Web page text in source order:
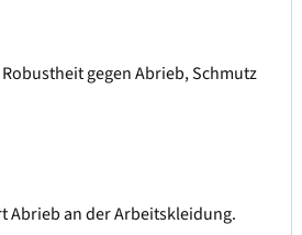
gegen Abrieb, Schmutz
Abrieb an der Arbeitskleidung.